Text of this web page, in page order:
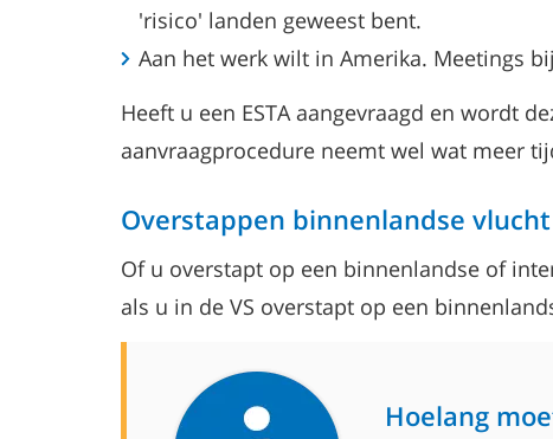
'risico' landen geweest bent.
Aan het werk wilt in Amerika. Meetings
Heeft u een ESTA aangevraagd en wordt
aanvraagprocedure neemt wel wat meer
Overstappen binnenlandse
Of u overstapt op een binnenlandse of
als u in de VS overstapt op een
Hoelang